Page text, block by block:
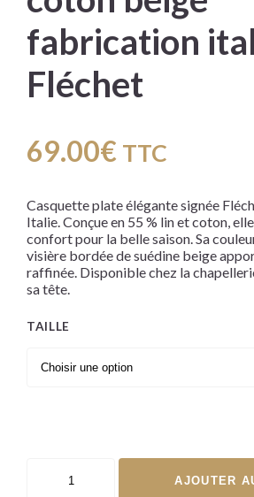
fabrication
Fléchet
69.00€ TTC
Casquette plate élégante signée
Italie. Conçue en 55 % lin et coton,
confort pour la belle saison. Sa
visière bordée de suédine beige
raffinée. Disponible chez la chapellerie
sa tête.
TAILLE
AJOUTER